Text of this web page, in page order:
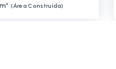
(Área Construída)